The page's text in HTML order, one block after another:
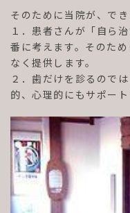
そのために当院が、でき
１．患者さんが「自ら
番に考えます。そのた
なく提供します。
２．歯だけを診るので
的、心理的にもサポー